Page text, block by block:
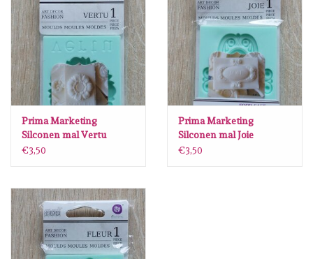
stempelinkt
stempelaccesoires
papier (blokjes) &
embellishments
Embellishment/bedeltjes
Mixed Media
diversen
Prima Marketing
Silconen mal Vertu
€3,50
Prima Marketing
Silconen mal Joie
€3,50